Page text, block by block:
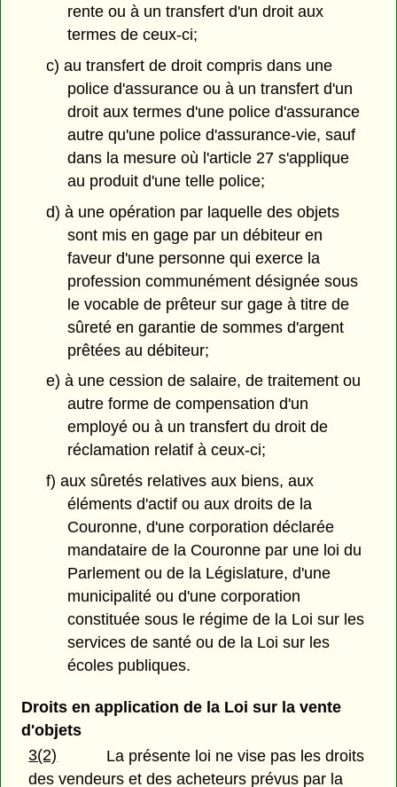
rente ou à un transfert d'un droit aux
termes de ceux-ci;
c) au transfert de droit compris dans une
police d'assurance ou à un transfert d'un
droit aux termes d'une police d'assurance
autre qu'une police d'assurance-vie, sauf
dans la mesure où l'article 27 s'applique
au produit d'une telle police;
d) à une opération par laquelle des objets
sont mis en gage par un débiteur en
faveur d'une personne qui exerce la
profession communément désignée sous
le vocable de prêteur sur gage à titre de
sûreté en garantie de sommes d'argent
prêtées au débiteur;
e) à une cession de salaire, de traitement ou
autre forme de compensation d'un
employé ou à un transfert du droit de
réclamation relatif à ceux-ci;
f) aux sûretés relatives aux biens, aux
éléments d'actif ou aux droits de la
Couronne, d'une corporation déclarée
mandataire de la Couronne par une loi du
Parlement ou de la Législature, d'une
municipalité ou d'une corporation
constituée sous le régime de la Loi sur les
services de santé ou de la Loi sur les
écoles publiques.
Droits en application de la Loi sur la vente
d'objets
3(2)
La présente loi ne vise pas les droits
des vendeurs et des acheteurs prévus par la